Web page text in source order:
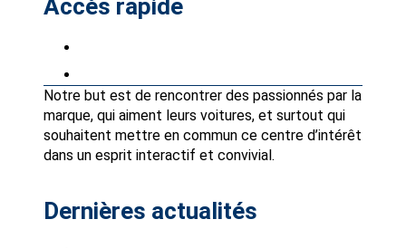
Accès rapide
Notre but est de rencontrer des passionnés par la
marque, qui aiment leurs voitures, et surtout qui
souhaitent mettre en commun ce centre d’intérêt
dans un esprit interactif et convivial.
Dernières actualités